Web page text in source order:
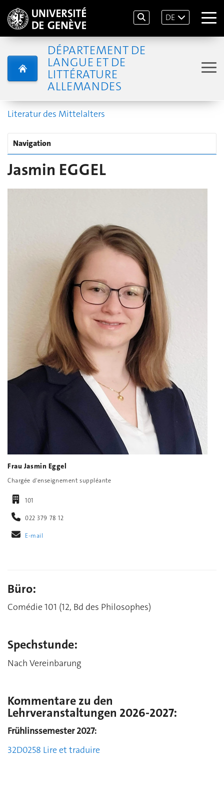
DE
DÉPARTEMENT DE
LANGUE ET DE
LITTÉRATURE
ALLEMANDES
Literatur des Mittelalters
Navigation
Jasmin EGGEL
Frau Jasmin Eggel
Chargée d'enseignement suppléante
101
022 379 78 12
E-mail
Büro:
Comédie 101 (12, Bd des Philosophes)
Spechstunde:
Nach Vereinbarung
Kommentare zu den
Lehrveranstaltungen 2026-2027:
Frühlinssemester 2027:
32D0258 Lire et traduire